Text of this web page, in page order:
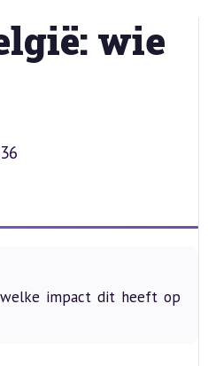
wie
impact dit heeft op